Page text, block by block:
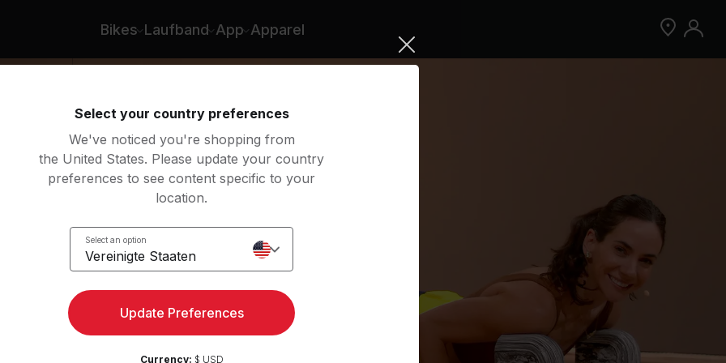
Bikes Laufband App Apparel
Jetzt Peloton App kostenlos testen
Select your country preferences
We've noticed you're shopping from
the United States. Please update your country
preferences to see content specific to your
location.
Select an option
Vereinigte Staaten
Update Preferences
Currency: $ USD